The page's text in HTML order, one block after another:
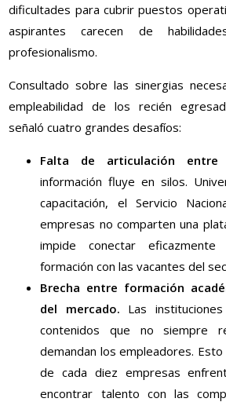
dificultades para cubrir puestos
aspirantes carecen de
profesionalismo.
Consultado sobre las sinergias
empleabilidad de los recién
señaló cuatro grandes desafíos:
Falta de articulación
información fluye en silos.
capacitación, el Servicio
empresas no comparten una
impide conectar
formación con las vacantes del
Brecha entre formación
del mercado. Las
contenidos que no siempre
demandan los empleadores.
de cada diez empresas
encontrar talento con las